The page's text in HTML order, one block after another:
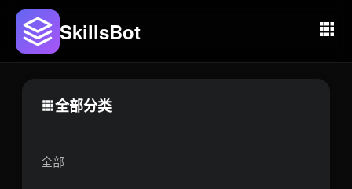
SkillsBot
全部分类
全部